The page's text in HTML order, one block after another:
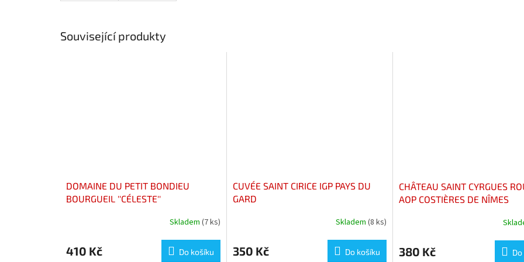
Související produkty
DOMAINE DU PETIT BONDIEU
BOURGUEIL ''CÉLESTE''
Skladem (7 ks)
410 Kč Do košíku
CUVÉE SAINT CIRICE IGP PAYS DU
GARD
Skladem (8 ks)
350 Kč Do košíku
CHÂTEAU SAINT CYRGUES
AOP COSTIÈRES DE NÎMES
380 Kč